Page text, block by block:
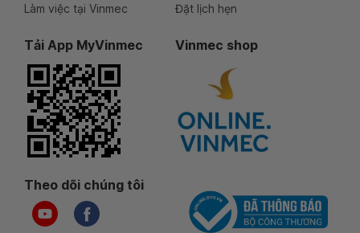
Làm việc tại Vinmec
Đặt lịch hẹn
Tải App MyVinmec Vinmec shop
Theo dõi chúng tôi